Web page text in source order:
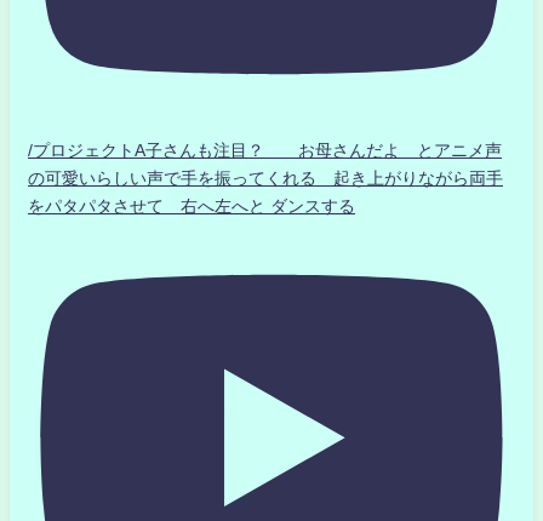
/プロジェクトA子さんも注目？ お母さんだよ とアニメ声
の可愛いらしい声で手を振ってくれる 起き上がりながら両手
をパタパタさせて 右へ左へと ダンスする